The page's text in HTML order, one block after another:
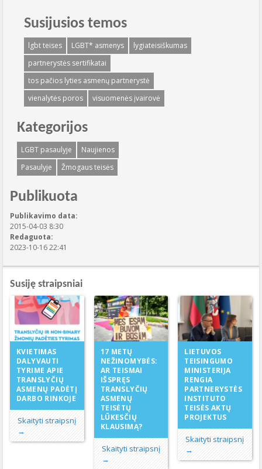
Susijusios temos
lgbt teises LGBT* asmenys
lygiateisiškumas
partnerystės sertifikatai
tos pačios lyties asmenų partnerystė
vienalytės poros
visuomenės įvairovė
Kategorijos
LGBT pasaulyje
Naujienos
Pasaulyje
Žmogaus teisės
Publikuota
Publikavimo data:
2015-04-03 8:30
Redaguota:
2023-10-16 22:41
Susiję straipsniai
KVIETIMAS
DALYVAUTI
TYRIME APIE
TRANSLYČIŲ
ASMENŲ PADĖTĮ
DARBO RINKOJE
Skaityti straipsnį
→
17 METŲ
NEŽINOMYBĖS:
AR TEISMAI
IŠSPRĘS
TRANSLYČIŲ
ASMENŲ
TEISĖTŲ
LŪKESČIŲ
KLAUSIMĄ?
Skaityti straipsnį
→
LIETUVOS
TEISINGUMO
MINISTERIJA
RENGIA
PARTNERYSTĖS
INSTITUTO
TEISĖS AKTŲ
PROJEKTUS
Skaityti straipsnį
→